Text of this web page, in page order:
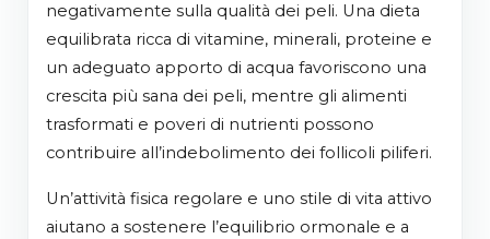
negativamente sulla qualità dei peli. Una dieta
equilibrata ricca di vitamine, minerali, proteine e
un adeguato apporto di acqua favoriscono una
crescita più sana dei peli, mentre gli alimenti
trasformati e poveri di nutrienti possono
contribuire all’indebolimento dei follicoli piliferi.
Un’attività fisica regolare e uno stile di vita attivo
aiutano a sostenere l’equilibrio ormonale e a